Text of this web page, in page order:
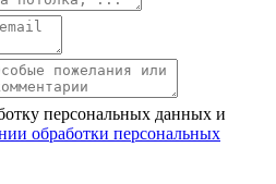
персональных данных и
обработки персональных